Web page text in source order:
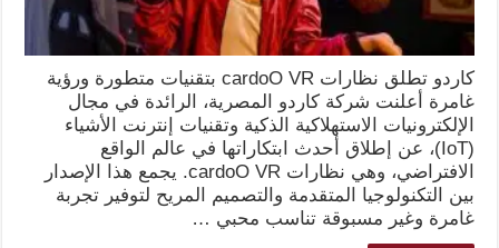
كاردو تطلق نظارات cardoO VR بتقنيات متطورة ورؤية
غامرة أعلنت شركة كاردو المصرية، الرائدة في مجال
الإلكترونيات الاستهلاكية الذكية وتقنيات إنترنت الأشياء
(IoT)، عن إطلاق أحدث ابتكاراتها في عالم الواقع
الافتراضي، وهي نظارات cardoO VR. يجمع هذا الإصدار
بين التكنولوجيا المتقدمة والتصميم المريح لتوفير تجربة
غامرة وغير مسبوقة تناسب محبي …